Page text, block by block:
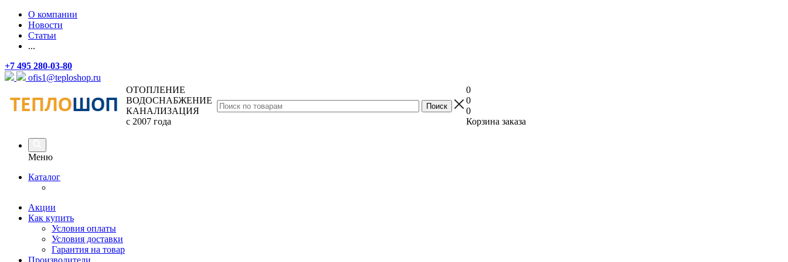
О компании
Новости
Статьи
...
+7 495 280-03-80
ofis1@teploshop.ru
ОТОПЛЕНИЕ
ВОДОСНАБЖЕНИЕ
КАНАЛИЗАЦИЯ
с 2007 года
0
0
0
Корзина заказа
Меню
Каталог
Акции
Как купить
Условия оплаты
Условия доставки
Гарантия на товар
Производители